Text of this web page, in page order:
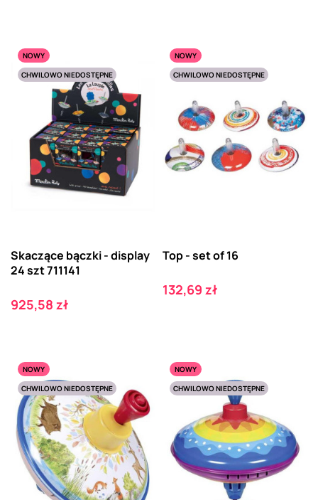
NOWY
CHWILOWO NIEDOSTĘPNE
Skaczące bączki - display
24 szt 711141
Cena
925,58 zł
NOWY
CHWILOWO NIEDOSTĘPNE
Top - set of 16
Cena
132,69 zł
NOWY
CHWILOWO NIEDOSTĘPNE
NOWY
CHWILOWO NIEDOSTĘPNE